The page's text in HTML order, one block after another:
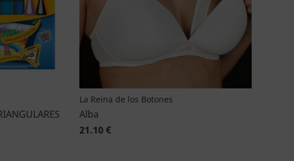
La Reina de los Botones
Alba
21.10 €